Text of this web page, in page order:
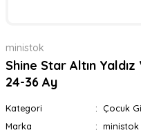
ministok
Shine Star Altın
24-36 Ay
Kategori Çocuk
Marka
ministok